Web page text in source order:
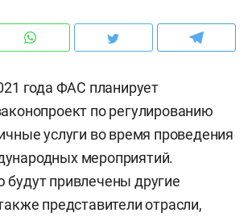
года ФАС планирует
по регулированию
услуги во время проведения
мероприятий.
привлечены другие
представители отрасли,